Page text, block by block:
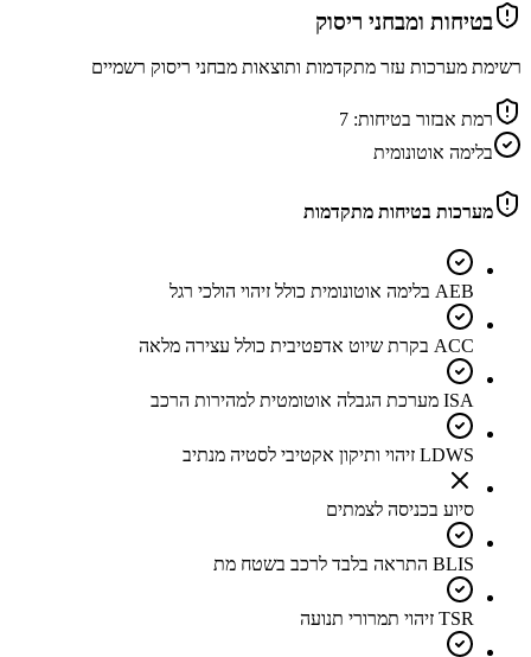
בטיחות ומבחני ריסוק
רשימת מערכות עזר מתקדמות ותוצאות מבחני ריסוק רשמיים
רמת אבזור בטיחות: 7
בלימה אוטונומית
מערכות בטיחות מתקדמות
AEB בלימה אוטונומית כולל זיהוי הולכי רגל
ACC בקרת שיוט אדפטיבית כולל עצירה מלאה
ISA מערכת הגבלה אוטומטית למהירות הרכב
LDWS זיהוי ותיקון אקטיבי לסטיה מנתיב
סיוע בכניסה לצמתים
BLIS התראה בלבד לרכב בשטח מת
TSR זיהוי תמרורי תנועה